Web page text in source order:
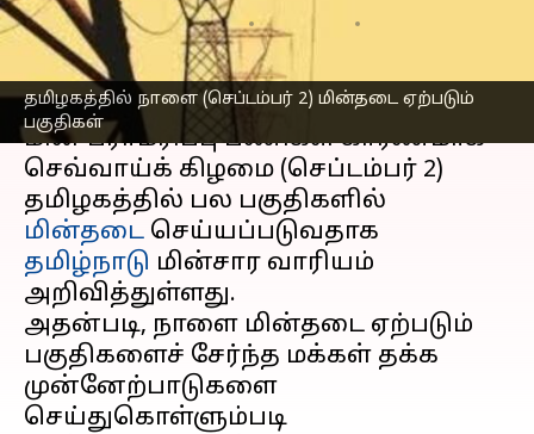
தமிழகத்தில் நாளை (செப்டம்பர் 2) மின்தடை ஏற்படும்
பகுதிகள்
எழுதியவர் Sekar Chinnappan Sep 01, 2025
செய்தி முன்னோட்டம்
மின் பராமரிப்பு பணிகள் காரணமாக
செவ்வாய்க் கிழமை (செப்டம்பர் 2)
தமிழகத்தில் பல பகுதிகளில்
மின்தடை செய்யப்படுவதாக
தமிழ்நாடு மின்சார வாரியம்
அறிவித்துள்ளது.
அதன்படி, நாளை மின்தடை ஏற்படும்
பகுதிகளைச் சேர்ந்த மக்கள் தக்க
முன்னேற்பாடுகளை
செய்துகொள்ளும்படி